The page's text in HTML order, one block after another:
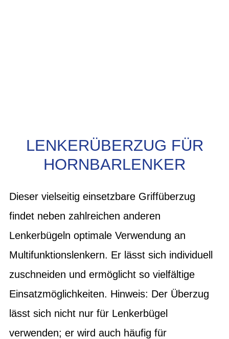
LENKERÜBERZUG FÜR
HORNBARLENKER
Dieser vielseitig einsetzbare Griffüberzug
findet neben zahlreichen anderen
Lenkerbügeln optimale Verwendung an
Multifunktionslenkern. Er lässt sich individuell
zuschneiden und ermöglicht so vielfältige
Einsatzmöglichkeiten. Hinweis: Der Überzug
lässt sich nicht nur für Lenkerbügel
verwenden; er wird auch häufig für